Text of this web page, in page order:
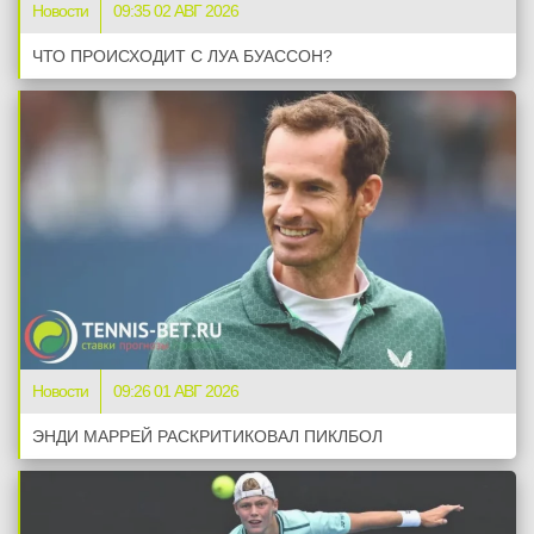
Новости 09:35 02 АВГ 2026
ЧТО ПРОИСХОДИТ С ЛУА БУАССОН?
Новости 09:26 01 АВГ 2026
ЭНДИ МАРРЕЙ РАСКРИТИКОВАЛ ПИКЛБОЛ